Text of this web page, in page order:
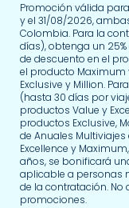
Promoción válida
y el 31/08/2026,
Colombia. Para la
días), obtenga un
de descuento en el
el producto Maximum
Exclusive y Million.
(hasta 30 días por
productos Value y
productos Exclusive,
de Anuales Multiviajes
Excellence y
años, se bonificará
aplicable a personas
de la contratación.
promociones.